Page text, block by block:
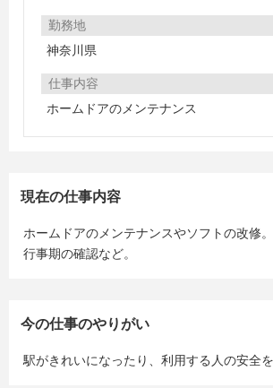
勤務地
神奈川県
仕事内容
ホームドアのメンテナンス
現在の仕事内容
ホームドアのメンテナンスやソフトの改修。
行事期の確認など。
今の仕事のやりがい
駅がきれいになったり、利用する人の安全